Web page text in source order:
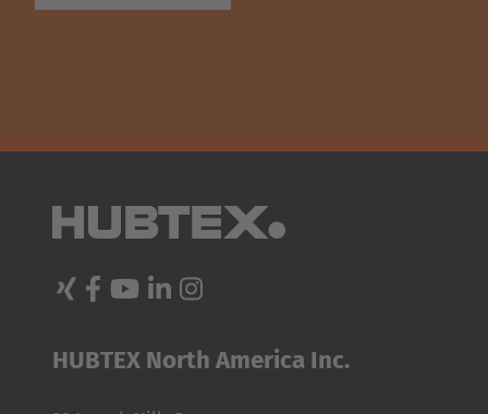
Disponibilidad máxima de las máquinas y
HUBTEX North America Inc.